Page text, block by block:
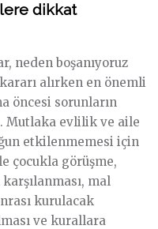
dikkat
neden boşanıyoruz
alırken en önemli
öncesi sorunların
Mutlaka evlilik ve aile
etkilenmemesi için
çocukla görüşme,
mal
kurulacak
ve kurallara